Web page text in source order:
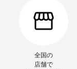
全国の
店舗で